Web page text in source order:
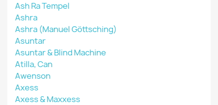
Ash Ra Tempel
Ashra
Ashra (Manuel Göttsching)
Asuntar
Asuntar & Blind Machine
Atilla, Can
Awenson
Axess
Axess & Maxxess